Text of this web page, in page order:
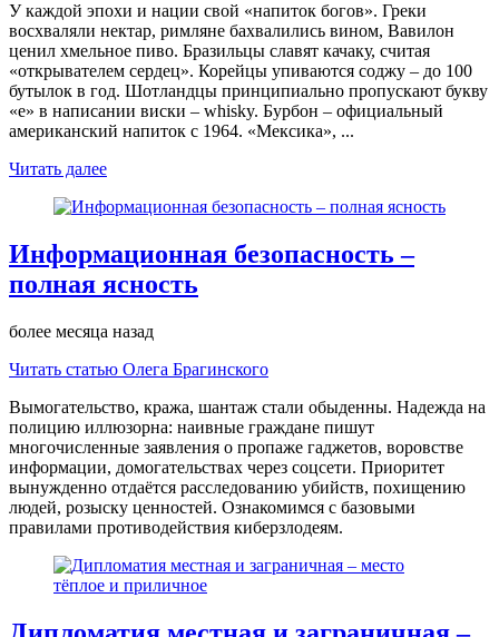
У каждой эпохи и нации свой «напиток богов». Греки
восхваляли нектар, римляне бахвалились вином, Вавилон
ценил хмельное пиво. Бразильцы славят качаку, считая
«открывателем сердец». Корейцы упиваются соджу – до 100
бутылок в год. Шотландцы принципиально пропускают букву
«е» в написании виски – whisky. Бурбон – официальный
американский напиток с 1964. «Мексика», ...
Читать далее
Информационная безопасность –
полная ясность
более месяца назад
Читать статью Олега Брагинского
Вымогательство, кража, шантаж стали обыденны. Надежда на
полицию иллюзорна: наивные граждане пишут
многочисленные заявления о пропаже гаджетов, воровстве
информации, домогательствах через соцсети. Приоритет
вынужденно отдаётся расследованию убийств, похищению
людей, розыску ценностей. Ознакомимся с базовыми
правилами противодействия киберзлодеям.